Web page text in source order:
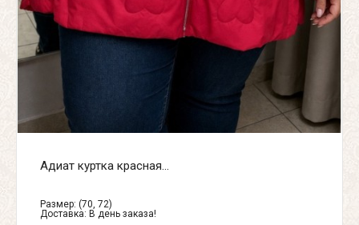
Адиат куртка красная...
Размер: (70, 72)
Доставка: В день заказа!